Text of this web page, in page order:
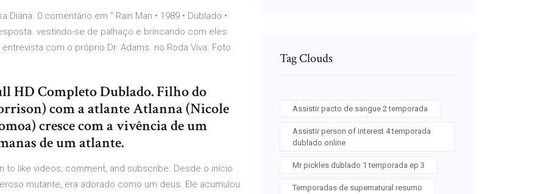
0 comentário em “ Rain Man • 1989 • Dublado •
vestindo-se de palhaço e brincando com eles.
com o próprio Dr. Adams. no Roda Viva. Foto
HD Completo Dublado. Filho do
com a atlante Atlanna (Nicole
cresce com a vivência de um
de um atlante.
in to like videos, comment, and subscribe. Desde o início
mutante, era adorado como um deus. Ele acumulou
Tag Clouds
Assistir pacto de sangue 2 temporada
Assistir person of interest 4 temporada
dublado online
Mr pickles dublado 1 temporada ep 3
Temporadas de supernatural resumo